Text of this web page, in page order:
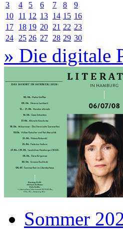
3
4 5 6 7 8
9
10
11 12 13 14 15 16
17
18 19 20 21 22 23
24
25 26 27 28 29 30
» Die digitale
Sommer